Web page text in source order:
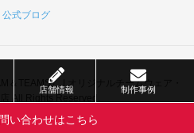
店舗情報 制作事例
い合わせはこちら
式ブログ
＆TEAMS） | オリジナルチームウェア・
All Rights Reserved.